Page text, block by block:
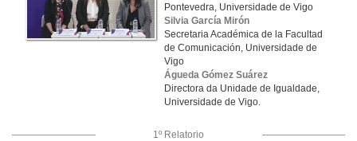
Pontevedra, Universidade de Vigo
Silvia García Mirón
Secretaria Académica de la Facultad
de Comunicación, Universidade de
Vigo
Águeda Gómez Suárez
Directora da Unidade de Igualdade,
Universidade de Vigo.
1º Relatorio